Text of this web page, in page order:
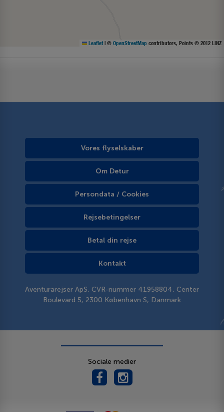
Leaflet | © OpenStreetMap contributors, Points © 2012 LINZ
Vores flyselskaber
Om Detur
Persondata / Cookies
Rejsebetingelser
Betal din rejse
Kontakt
Aventurarejser ApS, CVR-nummer 41958804, Center
Boulevard 5, 2300 København S, Danmark
Sociale medier